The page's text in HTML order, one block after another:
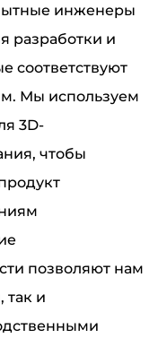
инженеры
разработки и
соответствуют
Мы используем
3D-
чтобы
позволяют нам
так и